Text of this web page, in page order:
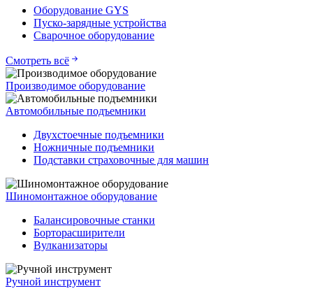
Оборудование GYS
Пуско-зарядные устройства
Сварочное оборудование
Смотреть всё
Производимое оборудование
Автомобильные подъемники
Двухстоечные подъемники
Ножничные подъемники
Подставки страховочные для машин
Шиномонтажное оборудование
Балансировочные станки
Борторасширители
Вулканизаторы
Ручной инструмент